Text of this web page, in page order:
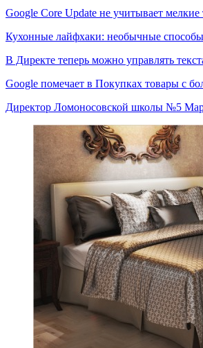
Google Core Update не учитывает
Кухонные лайфхаки: необычные
В Директе теперь можно управлять
Google помечает в Покупках товары с
Директор Ломоносовской школы №5